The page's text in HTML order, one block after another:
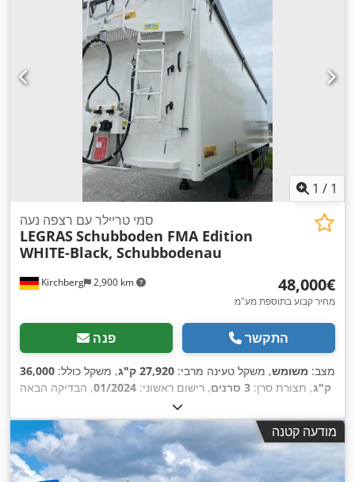
1 / 1
Kirchberg 2,900 km
סמי טריילר עם רצפה נעה
LEGRASSchubboden FMA Edition
WHITE-Black, Schubbodenau
‏48,000 ‏€
מחיר קבוע בתוספת מע"מ
פנה התקשר
מצב: משומש, משקל טעינה מרבי: 27,920 ק"ג , משקל כולל: 36,000
ק"ג, תצורת סרן: 3 סרנים , רישום ראשוני: 01/2024, הבדיקה הבאה
מודעה קטנה